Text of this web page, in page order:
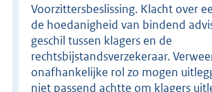
Voorzittersbeslissing. Klacht over
de hoedanigheid van bindend
geschil tussen klagers en de
rechtsbijstandsverzekeraar.
onafhankelijke rol zo mogen
niet passend achtte om klagers